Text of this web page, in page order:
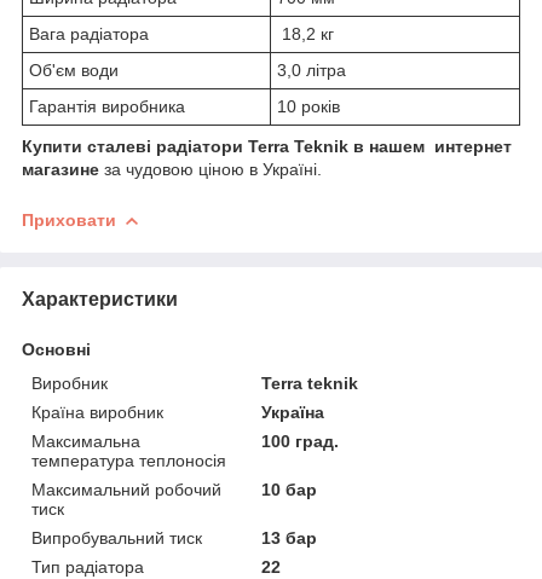
Вага радіатора
18,2 кг
Об'єм води
3,0 літра
Гарантія виробника
10 років
Купити сталеві радіатори Terra Teknik в нашем интернет
магазине за чудовою ціною в Україні.
Приховати
Характеристики
Основні
Виробник
Terra teknik
Країна виробник
Україна
Максимальна
температура теплоносія
100 град.
Максимальний робочий
тиск
10 бар
Випробувальний тиск
13 бар
Тип радіатора
22